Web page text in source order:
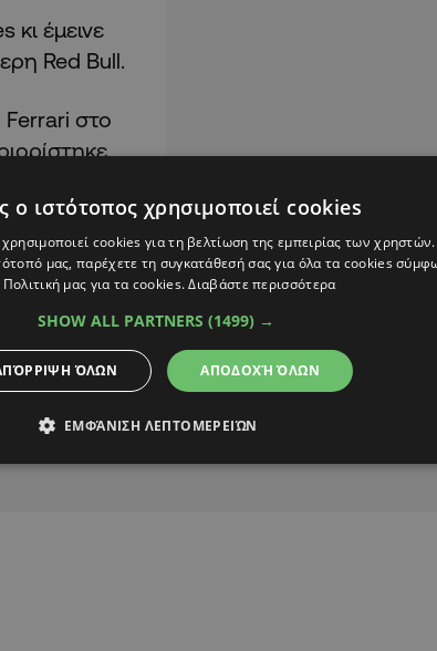
έμεινε
Red Bull.
στο
1
ο ιστότοπος χρησιμοποιεί cookies
cookies για τη βελτίωση της εμπειρίας των χρηστών.
μας, παρέχετε τη συγκατάθεσή σας για όλα τα cookies
μας για τα cookies.Διαβάστε περισσότερα
SHOW ALL PARTNERS (1499) →
ΑΠΟΔΟΧΉ ΌΛΩΝ
ΌΛΩΝ
ΕΜΦΆΝΙΣΗ ΛΕΠΤΟΜΕΡΕΙΏΝ